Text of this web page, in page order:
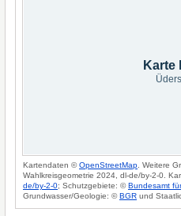
Karte
Kartendaten ©OpenStreetMap . Weitere
Wahlkreisgeometrie 2024, dl-de/by-2-0.
de/by-2-0; Schutzgebiete: ©Bundesamt
Grundwasser/Geologie: ©BGR und